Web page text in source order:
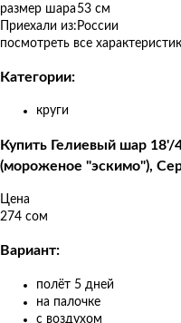
размер шара 53 см
Приехали из: России
посмотреть все
Категории:
круги
Купить Гелиевый шар
(мороженое "эскимо"),
Цена
274 сом
Вариант:
полёт 5 дней
на палочке
с воздухом